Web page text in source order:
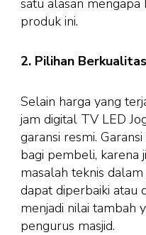
produk ini.
2. Pilihan
Selain harga yang
jam digital TV LED
garansi resmi.
bagi pembeli, karena
masalah teknis
dapat diperbaiki atau
menjadi nilai tambah
pengurus masjid.